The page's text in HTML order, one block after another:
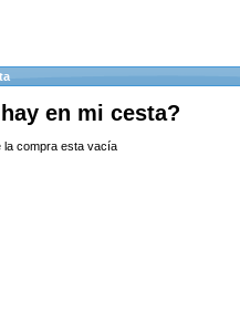
en mi cesta?
la compra esta vacía